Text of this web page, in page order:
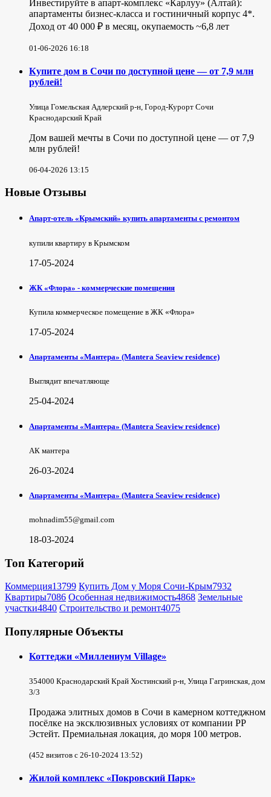
Инвестируйте в апарт-комплекс «Карлуу» (Алтай):
апартаменты бизнес-класса и гостиничный корпус 4*.
Доход от 40 000 ₽ в месяц, окупаемость ~6,8 лет
01-06-2026 16:18
Купите дом в Сочи по доступной цене — от 7,9 млн
рублей!
Улица Гомельская Адлерский р-н, Город-Курорт Сочи
Краснодарский Край
Дом вашей мечты в Сочи по доступной цене — от 7,9
млн рублей!
06-04-2026 13:15
Новые Отзывы
Апарт-отель «Крымский» купить апартаменты с ремонтом
купили квартиру в Крымском
17-05-2024
ЖК «Флора» - коммерческие помещения
Купила коммерческое помещение в ЖК «Флора»
17-05-2024
Апартаменты «Мантера» (Mantera Seaview rеsidence)
Выглядит впечатляюще
25-04-2024
Апартаменты «Мантера» (Mantera Seaview rеsidence)
АК мантера
26-03-2024
Апартаменты «Мантера» (Mantera Seaview rеsidence)
mohnadim55@gmail.com
18-03-2024
Топ Категорий
Коммерция13799 Купить Дом у Моря Сочи-Крым7932
Квартиры7086 Особенная недвижимость4868 Земельные
участки4840 Строительство и ремонт4075
Популярные Объекты
Коттеджи «Миллениум Village»
354000 Краснодарский Край Хостинский р-н, Улица Гагринская, дом
3/3
Продажа элитных домов в Сочи в камерном коттеджном
посёлке на эксклюзивных условиях от компании РР
Эстейт. Премиальная локация, до моря 100 метров.
(452 визитов с 26-10-2024 13:52)
Жилой комплекс «Покровский Парк»